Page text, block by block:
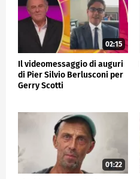
02:15
Il videomessaggio di auguri
di Pier Silvio Berlusconi per
Gerry Scotti
01:22